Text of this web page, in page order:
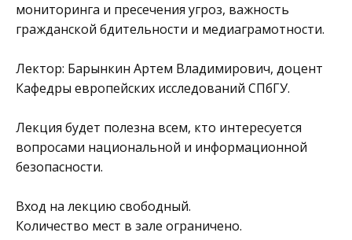
мониторинга и пресечения угроз, важность
гражданской бдительности и медиаграмотности.
Лектор: Барынкин Артем Владимирович, доцент
Кафедры европейских исследований СПбГУ.
Лекция будет полезна всем, кто интересуется
вопросами национальной и информационной
безопасности.
Вход на лекцию свободный.
Количество мест в зале ограничено.